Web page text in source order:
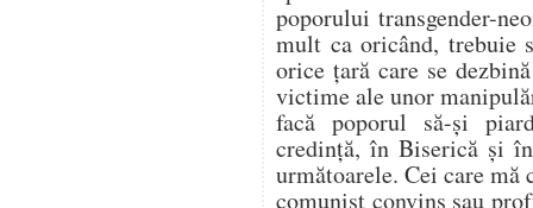
poporului transgender-
mult ca oricând, trebuie
orice țară care se
victime ale unor
facă poporul să-și
credință, în Biserică și
următoarele. Cei care mă
comunist convins sau